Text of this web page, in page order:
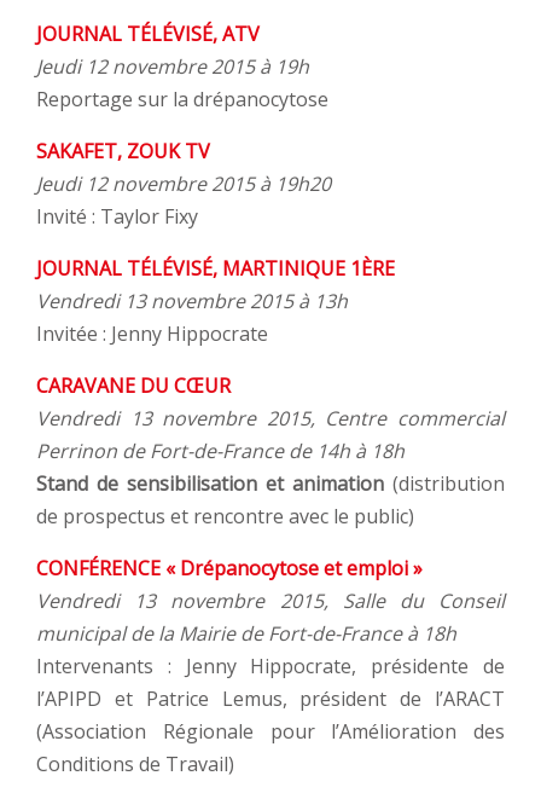
JOURNAL TÉLÉVISÉ, ATV
Jeudi 12 novembre 2015 à 19h
Reportage sur la drépanocytose
SAKAFET, ZOUK TV
Jeudi 12 novembre 2015 à 19h20
Invité : Taylor Fixy
JOURNAL TÉLÉVISÉ, MARTINIQUE 1ÈRE
Vendredi 13 novembre 2015 à 13h
Invitée : Jenny Hippocrate
CARAVANE DU CŒUR
Vendredi 13 novembre 2015, Centre commercial
Perrinon de Fort-de-France de 14h à 18h
Stand de sensibilisation et animation (distribution
de prospectus et rencontre avec le public)
CONFÉRENCE « Drépanocytose et emploi »
Vendredi 13 novembre 2015, Salle du Conseil
municipal de la Mairie de Fort-de-France à 18h
Intervenants : Jenny Hippocrate, présidente de
l’APIPD et Patrice Lemus, président de l’ARACT
(Association Régionale pour l’Amélioration des
Conditions de Travail)